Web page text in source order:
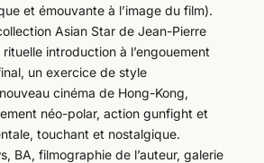
et émouvante à l’image du film).
Asian Star de Jean-Pierre
introduction à l’engouement
un exercice de style
cinéma de Hong-Kong,
néo-polar, action gunfight et
touchant et nostalgique.
BA, filmographie de l’auteur, galerie